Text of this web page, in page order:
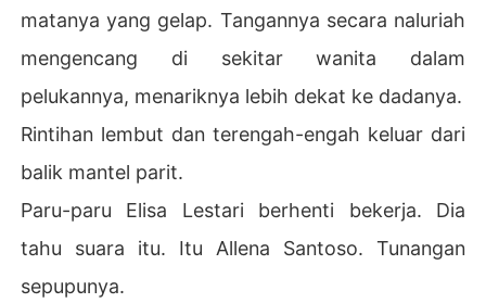
matanya yang gelap. Tangannya secara naluriah
mengencang di sekitar wanita dalam
pelukannya, menariknya lebih dekat ke dadanya.
Rintihan lembut dan terengah-engah keluar dari
balik mantel parit.
Paru-paru Elisa Lestari berhenti bekerja. Dia
tahu suara itu. Itu Allena Santoso. Tunangan
sepupunya.